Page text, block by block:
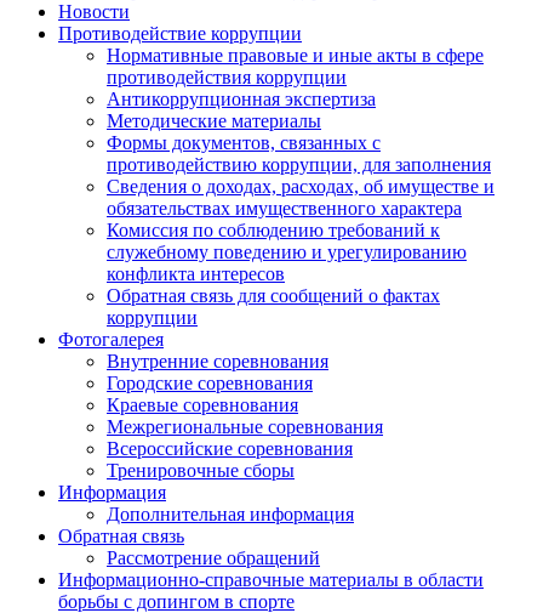
Новости
Противодействие коррупции
Нормативные правовые и иные акты в сфере
противодействия коррупции
Антикоррупционная экспертиза
Методические материалы
Формы документов, связанных с
противодействию коррупции, для заполнения
Сведения о доходах, расходах, об имуществе и
обязательствах имущественного характера
Комиссия по соблюдению требований к
служебному поведению и урегулированию
конфликта интересов
Обратная связь для сообщений о фактах
коррупции
Фотогалерея
Внутренние соревнования
Городские соревнования
Краевые соревнования
Межрегиональные соревнования
Всероссийские соревнования
Тренировочные сборы
Информация
Дополнительная информация
Обратная связь
Рассмотрение обращений
Информационно-справочные материалы в области
борьбы с допингом в спорте